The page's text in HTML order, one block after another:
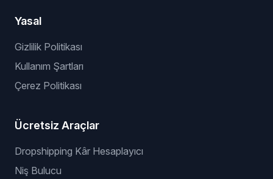
Yasal
Gizlilik Politikası
Kullanım Şartları
Çerez Politikası
Ücretsiz Araçlar
Dropshipping Kâr Hesaplayıcı
Niş Bulucu